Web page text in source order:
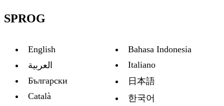
SPROG
English
العربية
Български
Català
Bahasa Indonesia
Italiano
日本語
한국어